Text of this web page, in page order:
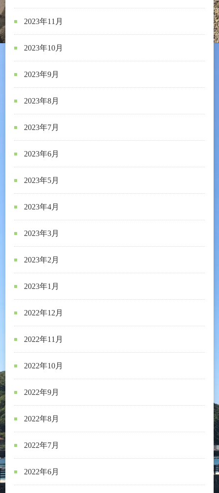
2023年11月
2023年10月
2023年9月
2023年8月
2023年7月
2023年6月
2023年5月
2023年4月
2023年3月
2023年2月
2023年1月
2022年12月
2022年11月
2022年10月
2022年9月
2022年8月
2022年7月
2022年6月